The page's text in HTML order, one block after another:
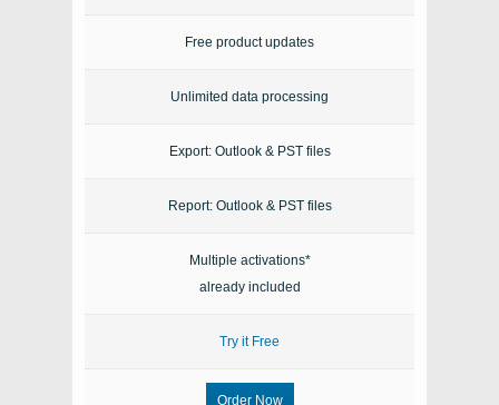
Free product updates
Unlimited data processing
Export: Outlook & PST files
Report: Outlook & PST files
Multiple activations*
already included
Try it Free
Order Now